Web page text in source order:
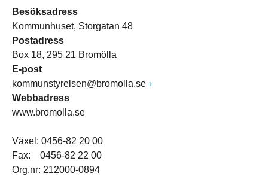
Besöksadress
Kommunhuset, Storgatan 48
Postadress
Box 18, 295 21 Bromölla
E-post
kommunstyrelsen@bromolla.se
Webbadress
www.bromolla.se
Växel: 0456-82 20 00
Fax: 0456-82 22 00
Org.nr: 212000-0894